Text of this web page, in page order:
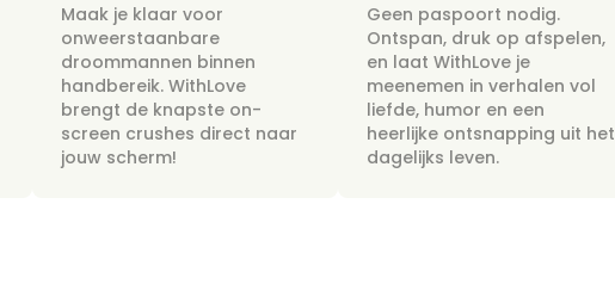
Maak je klaar voor
onweerstaanbare
droommannen binnen
handbereik. WithLove
brengt de knapste on-
screen crushes direct naar
jouw scherm!
Geen paspoort nodig.
Ontspan, druk op afspelen,
en laat WithLove je
meenemen in verhalen vol
liefde, humor en een
heerlijke ontsnapping uit het
dagelijks leven.